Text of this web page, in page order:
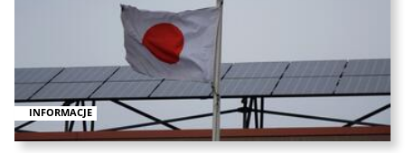
INFORMACJE